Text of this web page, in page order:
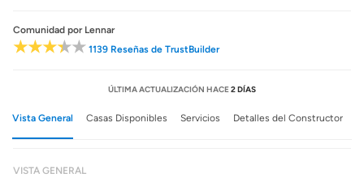
Comunidad por Lennar
1139 Reseñas de TrustBuilder
ÚLTIMA ACTUALIZACIÓN HACE2 DÍAS
Vista General Casas Disponibles Servicios Detalles del Constructor
VISTA GENERAL